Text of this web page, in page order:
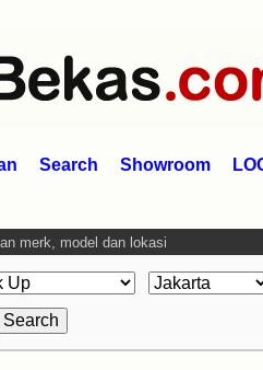
Search Showroom
merk, model dan lokasi